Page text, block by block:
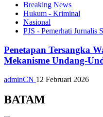
Breaking News
Hukum - Kriminal
Nasional
PJS - Pemerhati Jurnalis
Penetapan Tersangka
Mekanisme Undang-
adminCN 12 Februari 2026
BATAM